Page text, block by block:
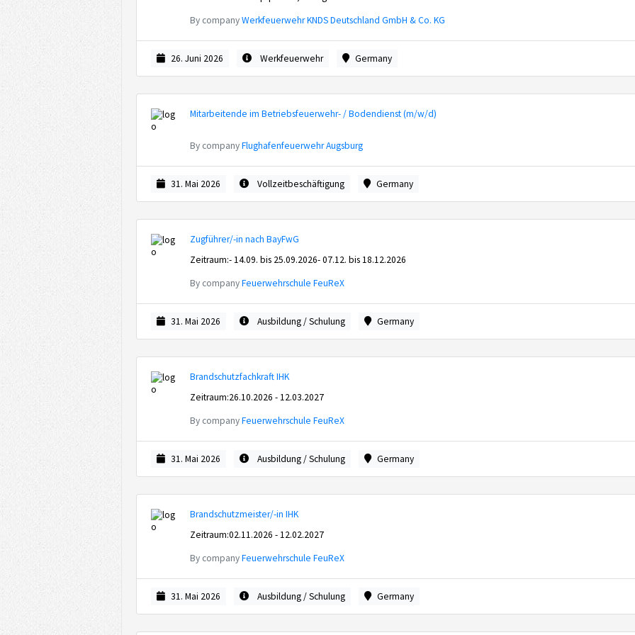
By companyWerkfeuerwehr KNDS Deutschland GmbH & Co. KG
26. Juni 2026 Werkfeuerwehr Germany
Mitarbeitende im Betriebsfeuerwehr- / Bodendienst (m/w/d)
By companyFlughafenfeuerwehr Augsburg
31. Mai 2026 Vollzeitbeschäftigung Germany
Zugführer/-in nach BayFwG
Zeitraum:- 14.09. bis 25.09.2026- 07.12. bis 18.12.2026
By companyFeuerwehrschule FeuReX
31. Mai 2026 Ausbildung / Schulung Germany
Brandschutzfachkraft IHK
Zeitraum:26.10.2026 - 12.03.2027
By companyFeuerwehrschule FeuReX
31. Mai 2026 Ausbildung / Schulung Germany
Brandschutzmeister/-in IHK
Zeitraum:02.11.2026 - 12.02.2027
By companyFeuerwehrschule FeuReX
31. Mai 2026 Ausbildung / Schulung Germany